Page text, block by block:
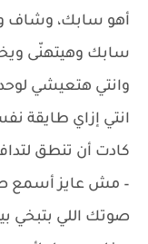
أهو سابك، وشاف
سابك وهيتهنّى
وانتي هتعيشي
انتي إزاي طايقة
كادت أن تنطق
– مش عايز أسمع
صوتك اللي بتبخي